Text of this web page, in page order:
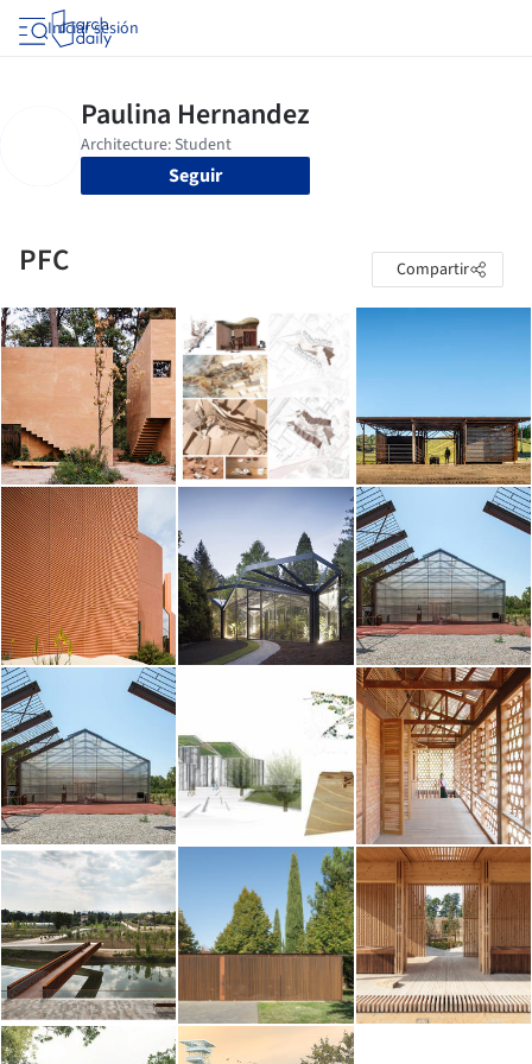
Iniciar sesión
Seguir
PFC Compartir